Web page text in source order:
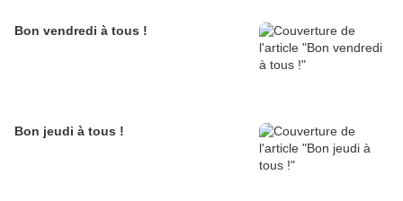
Bon vendredi à tous !
Bon jeudi à tous !